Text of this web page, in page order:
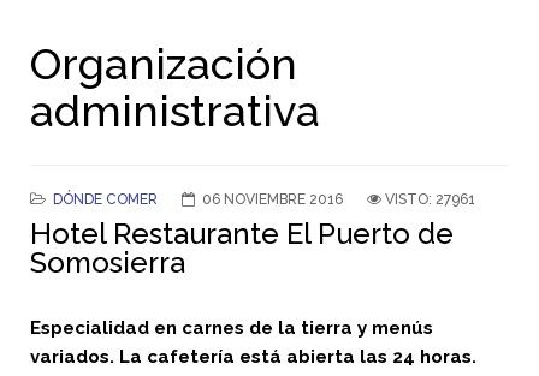
Organización
administrativa
DÓNDE COMER 06 NOVIEMBRE 2016 VISTO: 27961
Hotel Restaurante El Puerto de
Somosierra
Especialidad en carnes de la tierra y menús
variados. La cafetería está abierta las 24 horas.